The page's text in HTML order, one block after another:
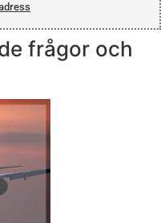
frågor och